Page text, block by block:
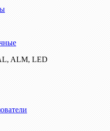
ALM, LED